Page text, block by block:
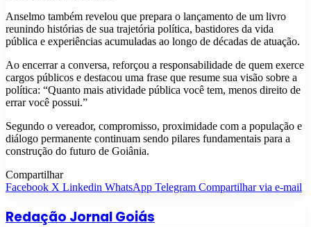
Anselmo também revelou que prepara o lançamento de um livro
reunindo histórias de sua trajetória política, bastidores da vida
pública e experiências acumuladas ao longo de décadas de atuação.
Ao encerrar a conversa, reforçou a responsabilidade de quem exerce
cargos públicos e destacou uma frase que resume sua visão sobre a
política: “Quanto mais atividade pública você tem, menos direito de
errar você possui.”
Segundo o vereador, compromisso, proximidade com a população e
diálogo permanente continuam sendo pilares fundamentais para a
construção do futuro de Goiânia.
Compartilhar
Facebook X Linkedin WhatsApp Telegram Compartilhar via e-mail
Redação Jornal Goiás